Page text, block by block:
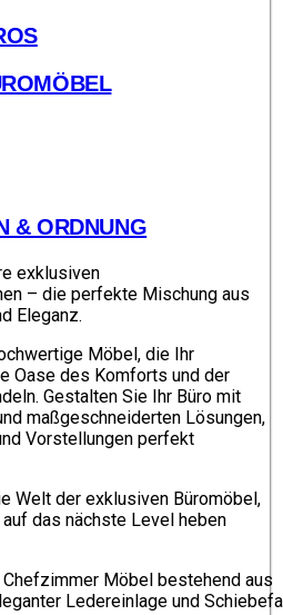
& ORDNUNG
exklusiven
– die perfekte Mischung aus
Eleganz.
Möbel, die Ihr
Oase des Komforts und der
Gestalten Sie Ihr Büro mit
maßgeschneiderten Lösungen,
Vorstellungen perfekt
Welt der exklusiven Büromöbel,
das nächste Level heben